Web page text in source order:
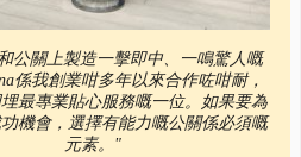
公關上製造一擊即中、一鳴驚人嘅
係我創業咁多年以來合作咗咁耐，
最專業貼心服務嘅一位。如果要為
機會，選擇有能力嘅公關係必須嘅
元素。"